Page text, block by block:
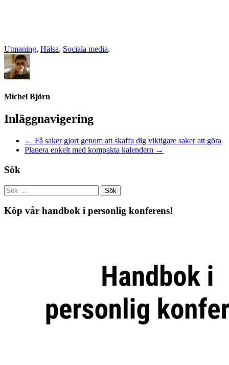
Utmaning, Hälsa, Sociala media.
Michel Björn
Inläggnavigering
← Få saker gjort genom att skaffa dig viktigare saker att göra
Planera enkelt med kompakta kalendern →
Sök
Köp vår handbok i personlig konferens!